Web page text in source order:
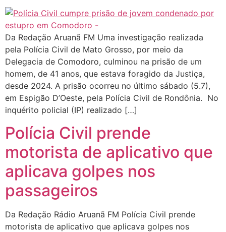
Da Redação Aruanã FM Uma investigação realizada
pela Polícia Civil de Mato Grosso, por meio da
Delegacia de Comodoro, culminou na prisão de um
homem, de 41 anos, que estava foragido da Justiça,
desde 2024. A prisão ocorreu no último sábado (5.7),
em Espigão D’Oeste, pela Polícia Civil de Rondônia. No
inquérito policial (IP) realizado […]
Polícia Civil prende
motorista de aplicativo que
aplicava golpes nos
passageiros
Da Redação Rádio Aruanã FM Polícia Civil prende
motorista de aplicativo que aplicava golpes nos